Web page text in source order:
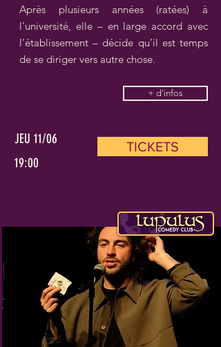
Après plusieurs années (ratées) à
l’université, elle – en large accord avec
l’établissement – décide qu’il est temps
de se diriger vers autre chose.
+ d'infos
JEU 11/06
19:00
TICKETS